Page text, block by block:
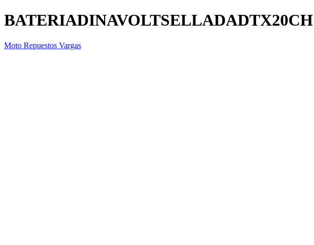
BATERIADINAVOLTSELLADADTX20CH
Moto Repuestos Vargas